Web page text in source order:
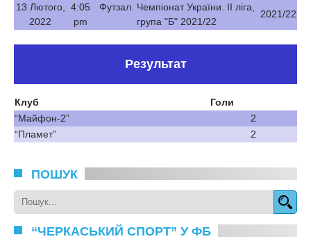
13 Лютого,
2022
4:05
pm
Футзал. Чемпіонат України. ІІ ліга,
група "Б" 2021/22
2021/22
Результат
Клуб
Голи
“Майфон-2”
2
“Пламет”
2
ПОШУК
“ЧЕРКАСЬКИЙ СПОРТ” У ФБ